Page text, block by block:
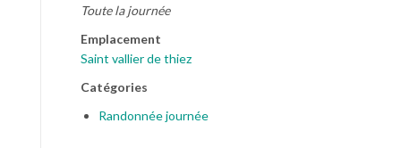
Toute la journée
Emplacement
Saint vallier de thiez
Catégories
Randonnée journée